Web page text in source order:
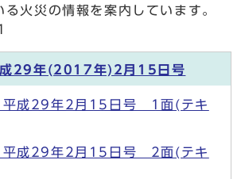
火災の情報を案内しています。
29年(2017年)2月15日号
成29年2月15日号 1面(テキ
成29年2月15日号 2面(テキ